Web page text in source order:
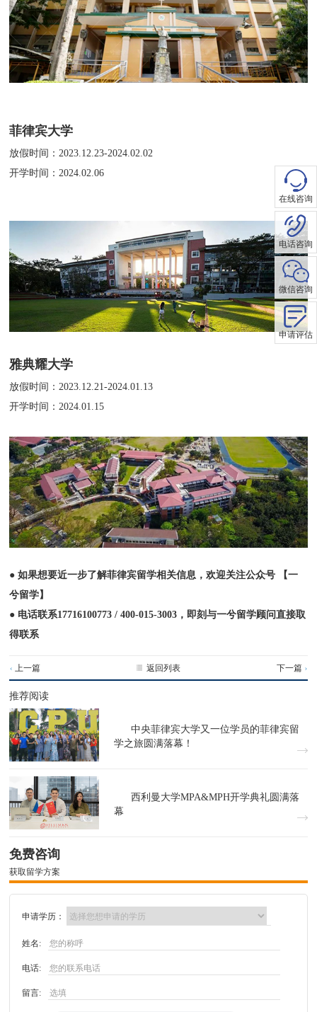
菲律宾大学
放假时间：2023.12.23-2024.02.02
开学时间：2024.02.06
雅典耀大学
放假时间：2023.12.21-2024.01.13
开学时间：2024.01.15
● 如果想要近一步了解菲律宾留学相关信息，欢迎关注公众号 【一
兮留学】
● 电话联系17716100773 / 400-015-3003，即刻与一兮留学顾问直接取
得联系
 上一篇 返回列表 下一篇 
推荐阅读
中央菲律宾大学又一位学员的菲律宾留
学之旅圆满落幕！
西利曼大学MPA&MPH开学典礼圆满落
幕
免费咨询
获取留学方案
申请学历：
姓名:
电话:
留言:
在线咨询
电话咨询
微信咨询
申请评估